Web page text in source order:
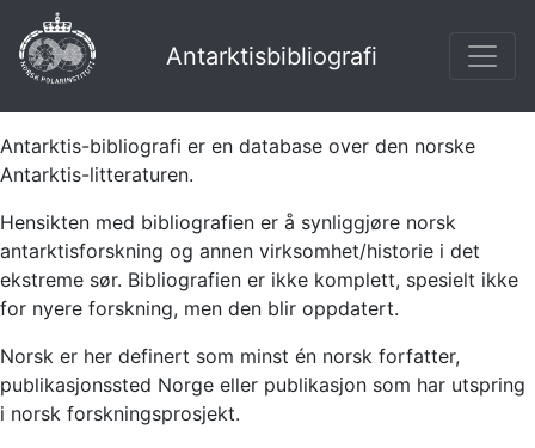
Antarktisbibliografi
Antarktis-bibliografi er en database over den norske
Antarktis-litteraturen.
Hensikten med bibliografien er å synliggjøre norsk
antarktisforskning og annen virksomhet/historie i det
ekstreme sør. Bibliografien er ikke komplett, spesielt ikke
for nyere forskning, men den blir oppdatert.
Norsk er her definert som minst én norsk forfatter,
publikasjonssted Norge eller publikasjon som har utspring
i norsk forskningsprosjekt.